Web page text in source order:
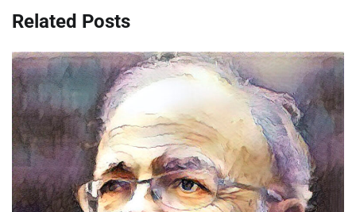
Related Posts